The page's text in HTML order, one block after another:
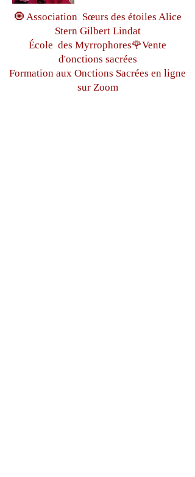
🧿 Association Sœurs des étoiles Alice
Stern Gilbert Lindat
École des Myrrophores🌹Vente
d'onctions sacrées
Formation aux Onctions Sacrées en ligne
sur Zoom